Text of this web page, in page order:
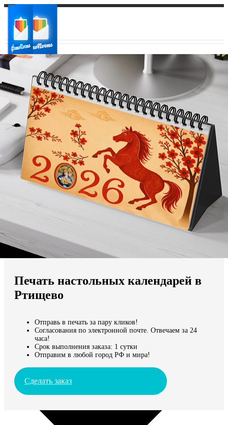
Ваш город:
Ваш регион доставки
Выберите из списка:
Мы доставляем по всему миру
Продолжить без города
Печать настольных календарей в
Ртищево
Отправь в печать за пару кликов!
Согласования по электронной почте. Отвечаем за 24
часа!
Срок выполнения заказа: 1 сутки
Отправим в любой город РФ и мира!
Сделать заказ